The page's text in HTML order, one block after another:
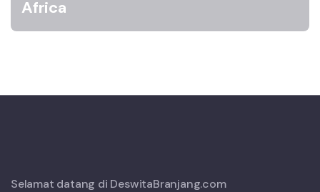
Africa
Selamat datang di DeswitaBranjang.com